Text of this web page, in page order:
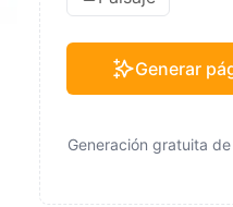
Generar
Generación gratuita